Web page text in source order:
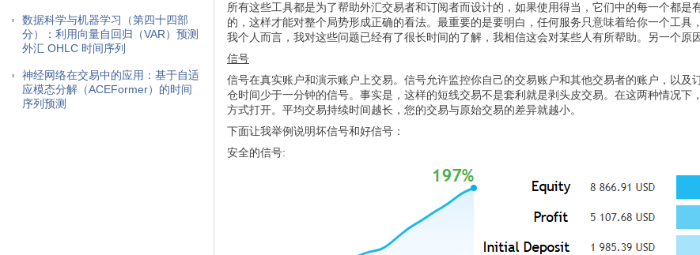
数据科学与机器学习（第四十四部
分）：利用向量自回归（VAR）预测
外汇 OHLC 时间序列
神经网络在交易中的应用：基于自适
应模态分解（ACEFormer）的时间
序列预测
所有这些工具都是为了帮助外汇交易者和订阅者而设计的，如果使用得当，它们中的每一个都
的，这样才能对整个局势形成正确的看法。最重要的是要明白，任何服务只意味着给你一个工
我个人而言，我对这些问题已经有了很长时间的了解，我相信这会对某些人有所帮助。另一个原
信号
信号在真实账户和演示账户上交易。信号允许监控你自己的交易账户和其他交易者的账户，以
仓时间少于一分钟的信号。事实是，这样的短线交易不是套利就是剥头皮交易。在这两种情况
方式打开。平均交易持续时间越长，您的交易与原始交易的差异就越小。
下面让我举例说明坏信号和好信号：
安全的信号: